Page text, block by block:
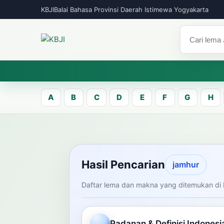
KBJIBalai Bahasa Provinsi Daerah Istimewa Yogyakarta
Hasil
Temukan lema Jawa dan maknanya
mengelola data Kamus Bahasa Jawa-
A B C D E F G H
Hasil Pencarian jamhur
Daftar lema dan makna yang ditemukan